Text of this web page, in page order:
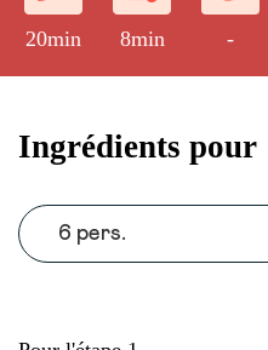
20min 8min -
Ingrédients pour
6 pers.